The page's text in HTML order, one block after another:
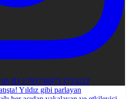
ID 17957469713733222